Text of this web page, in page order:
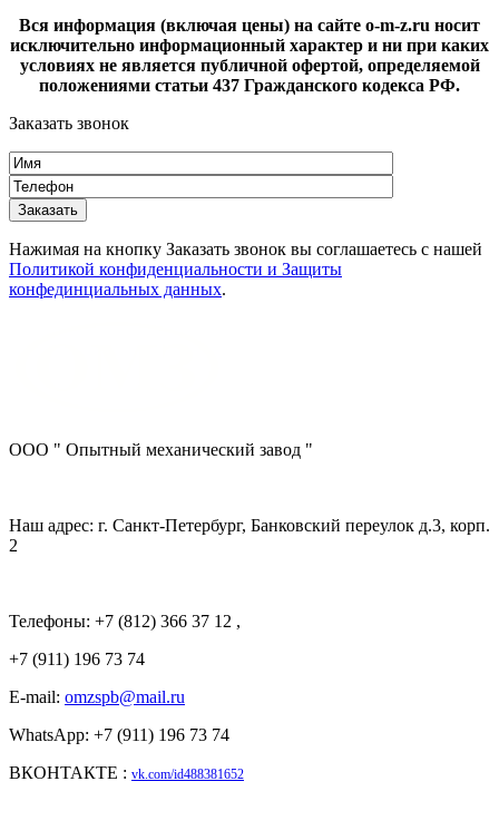
Вся информация (включая цены) на сайте o-m-z.ru носит
исключительно информационный характер и ни при каких
условиях не является публичной офертой, определяемой
положениями статьи 437 Гражданского кодекса РФ.
Заказать звонок
Нажимая на кнопку Заказать звонок вы соглашаетесь с нашей
Политикой конфиденциальности и Защиты
конфединциальных данных.
ООО " Опытный механический завод "
Наш адрес: г. Санкт-Петербург, Банковский переулок д.3, корп.
2
Телефоны: +7 (812) 366 37 12 ,
+7 (911) 196 73 74
E-mail: omzspb@mail.ru
WhatsApp: +7 (911) 196 73 74
ВКОНТАКТЕ : vk.com/id488381652